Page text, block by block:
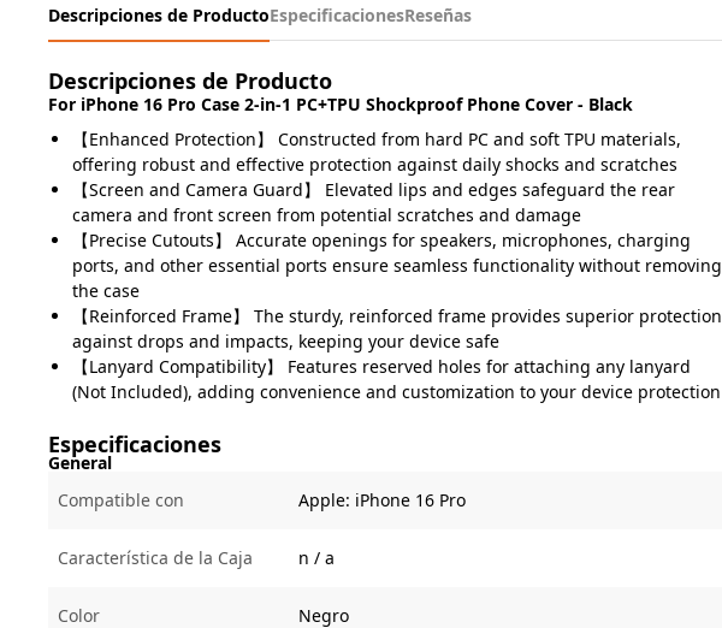
Descripciones de ProductoEspecificacionesReseñas
Descripciones de Producto
For iPhone 16 Pro Case 2-in-1 PC+TPU Shockproof Phone Cover - Black
【Enhanced Protection】 Constructed from hard PC and soft TPU materials,
offering robust and effective protection against daily shocks and scratches
【Screen and Camera Guard】 Elevated lips and edges safeguard the rear
camera and front screen from potential scratches and damage
【Precise Cutouts】 Accurate openings for speakers, microphones, charging
ports, and other essential ports ensure seamless functionality without removing
the case
【Reinforced Frame】 The sturdy, reinforced frame provides superior protection
against drops and impacts, keeping your device safe
【Lanyard Compatibility】 Features reserved holes for attaching any lanyard
(Not Included), adding convenience and customization to your device protection
Especificaciones
General
Compatible con
Apple: iPhone 16 Pro
Característica de la Caja n / a
Color Negro